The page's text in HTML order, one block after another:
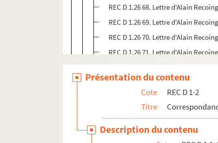
REC D 1.26 68. Lettre d'Alain
REC D 1.26 69. Lettre d'Alain
REC D 1.26 70. Lettre d'Alain
REC D 1.26 71. Lettre d'Alain
REC D 1.26 72. Lettres entre le
REC D 1.26 73. Lettre de Michel
REC D 1.26 74. Lettre du comité
REC D 1.26 75. Lettre d'Alain
REC D 1.26 76. Lettre du service
Présentation du contenu
Cote
REC D 1-2
Titre
Description du contenu